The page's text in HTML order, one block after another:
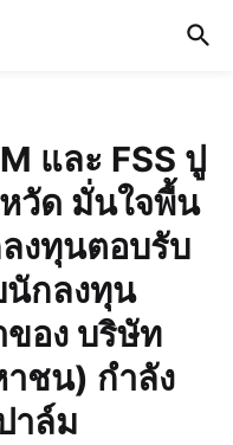
และ FSS ปู
วัด มั่นใจพื้น
งทุนตอบรับ
นักลงทุน
อง บริษัท
ชน) กำลัง
าล์ม